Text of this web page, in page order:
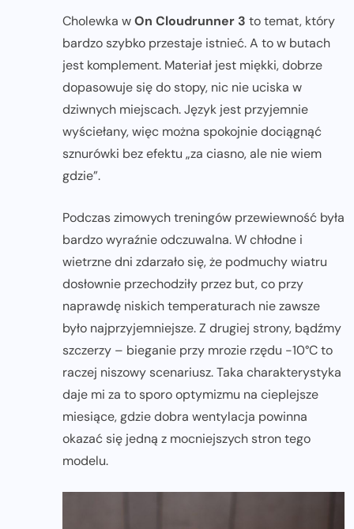
Cholewka wOn Cloudrunner 3 to temat, który
bardzo szybko przestaje istnieć. A to w butach
jest komplement. Materiał jest miękki, dobrze
dopasowuje się do stopy, nic nie uciska w
dziwnych miejscach. Język jest przyjemnie
wyściełany, więc można spokojnie dociągnąć
sznurówki bez efektu „za ciasno, ale nie wiem
gdzie”.
Podczas zimowych treningów przewiewność była
bardzo wyraźnie odczuwalna. W chłodne i
wietrzne dni zdarzało się, że podmuchy wiatru
dosłownie przechodziły przez but, co przy
naprawdę niskich temperaturach nie zawsze
było najprzyjemniejsze. Z drugiej strony, bądźmy
szczerzy – bieganie przy mrozie rzędu -10°C to
raczej niszowy scenariusz. Taka charakterystyka
daje mi za to sporo optymizmu na cieplejsze
miesiące, gdzie dobra wentylacja powinna
okazać się jedną z mocniejszych stron tego
modelu.